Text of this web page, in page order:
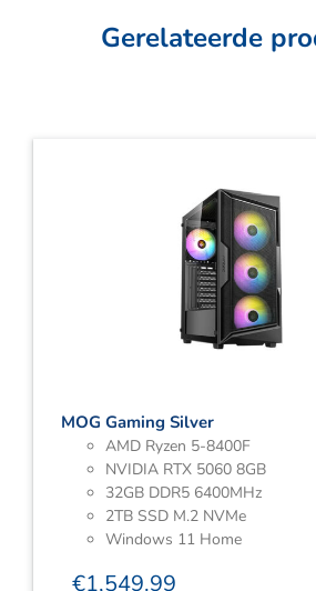
Gerelateerde
MOG Gaming Silver
AMD Ryzen 5-8400F
NVIDIA RTX 5060 8GB
32GB DDR5 6400MHz
2TB SSD M.2 NVMe
Windows 11 Home
€1,549.99